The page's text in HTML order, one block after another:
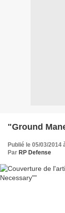
"Ground
Publié le 05/03/2014
Par RP Defense